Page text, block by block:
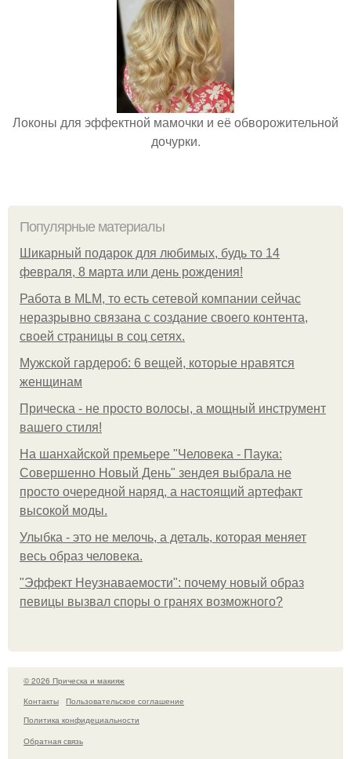
Локоны для эффектной мамочки и её обворожительной
дочурки.
Популярные материалы
Шикарный подарок для любимых, будь то 14
февраля, 8 марта или день рождения!
Работа в MLM, то есть сетевой компании сейчас
неразрывно связана с создание своего контента,
своей страницы в соц сетях.
Мужской гардероб: 6 вещей, которые нравятся
женщинам
Прическа - не просто волосы, а мощный инструмент
вашего стиля!
На шанхайской премьере "Человека - Паука:
Совершенно Новый День" зендея выбрала не
просто очередной наряд, а настоящий артефакт
высокой моды.
Улыбка - это не мелочь, а деталь, которая меняет
весь образ человека.
"Эффект Неузнаваемости": почему новый образ
певицы вызвал споры о гранях возможного?
© 2026 Прическа и макияж
Контакты
Пользовательское соглашение
Политика конфидециальности
Обратная связь